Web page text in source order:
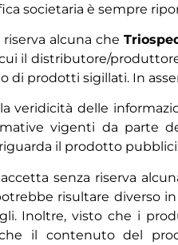
societaria è sempre
alcuna che
il distributore/
di prodotti sigillati. In
veridicità delle
vigenti da parte
il prodotto
senza riserva
risultare diverso
Inoltre, visto che i
il contenuto del